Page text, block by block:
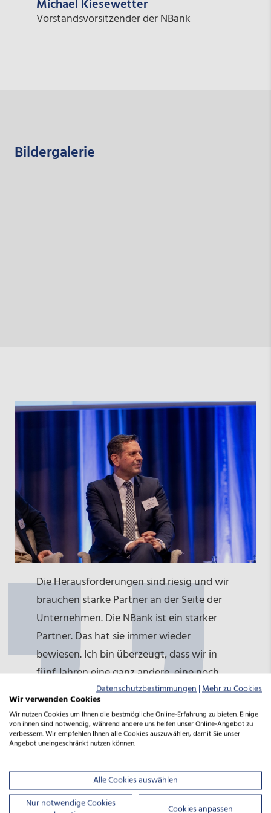
Michael Kiesewetter
Vorstandsvorsitzender der NBank
Bildergalerie
Die Herausforderungen sind riesig und wir
brauchen starke Partner an der Seite der
Unternehmen. Die NBank ist ein starker
Partner. Das hat sie immer wieder
bewiesen. Ich bin überzeugt, dass wir in
fünf Jahren eine ganz andere, eine noch
stärkere NBank sehen werden.
Olaf Lies
Niedersachsens Wirtschaftsminister
Datenschutzbestimmungen|Mehr zu Cookies
Wir verwenden Cookies
Wir nutzen Cookies um Ihnen die bestmögliche Online-Erfahrung zu bieten. Einige
von ihnen sind notwendig, während andere uns helfen unser Online-Angebot zu
verbessern. Wir empfehlen Ihnen alle Cookies auszuwählen, damit Sie unser
Angebot uneingeschränkt nutzen können.
Alle Cookies auswählen
Nur notwendige Cookies
Cookies anpassen